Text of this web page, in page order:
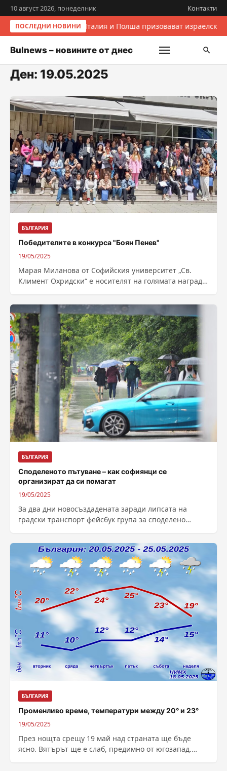
10 август 2026, понеделник Контакти
ПОСЛЕДНИ НОВИНИИталия и Полша призовават
Bulnews – новините от днес
Ден: 19.05.2025
БЪЛГАРИЯ
Победителите в конкурса "Боян Пенев"
19/05/2025
Марая Миланова от Софийския университет „Св.
Климент Охридски“ е носителят на голямата награда
БЪЛГАРИЯ
Споделеното пътуване – как софиянци се
организират да си помагат
19/05/2025
За два дни новосъздадената заради липсата на
градски транспорт фейсбук група за споделено
БЪЛГАРИЯ
Променливо време, температури между 20° и 23°
19/05/2025
През нощта срещу 19 май над страната ще бъде
ясно. Вятърът ще е слаб, предимно от югозапад.